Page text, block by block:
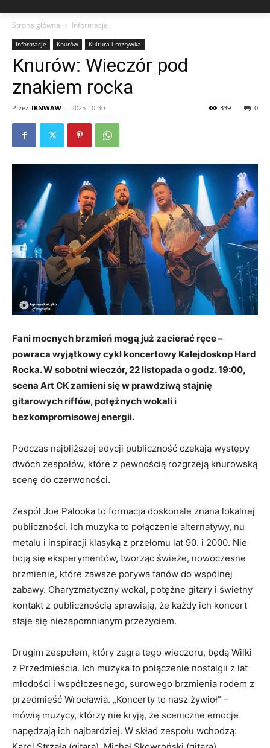
Strona główna Informacje
Informacje Knurów Kultura i rozrywka
Knurów: Wieczór pod
znakiem rocka
Przez IKNWAW - 2025-10-30 0
339
Fani mocnych brzmień mogą już zacierać ręce –
powraca wyjątkowy cykl koncertowy Kalejdoskop Hard
Rocka. W sobotni wieczór, 22 listopada o godz. 19:00,
scena Art CK zamieni się w prawdziwą stajnię
gitarowych riffów, potężnych wokali i
bezkompromisowej energii.
Podczas najbliższej edycji publiczność czekają występy
dwóch zespołów, które z pewnością rozgrzeją knurowską
scenę do czerwoności.
Zespół Joe Palooka to formacja doskonale znana lokalnej
publiczności. Ich muzyka to połączenie alternatywy, nu
metalu i inspiracji klasyką z przełomu lat 90. i 2000. Nie
boją się eksperymentów, tworząc świeże, nowoczesne
brzmienie, które zawsze porywa fanów do wspólnej
zabawy. Charyzmatyczny wokal, potężne gitary i świetny
kontakt z publicznością sprawiają, że każdy ich koncert
staje się niezapomnianym przeżyciem.
Drugim zespołem, który zagra tego wieczoru, będą Wilki
z Przedmieścia. Ich muzyka to połączenie nostalgii z lat
młodości i współczesnego, surowego brzmienia rodem z
przedmieść Wrocławia. „Koncerty to nasz żywioł” –
mówią muzycy, którzy nie kryją, że sceniczne emocje
napędzają ich najbardziej. W skład zespołu wchodzą: